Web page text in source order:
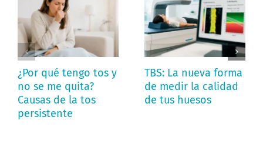
¿Por qué tengo tos y
no se me quita?
Causas de la tos
persistente
TBS: La nueva forma
de medir la calidad
de tus huesos